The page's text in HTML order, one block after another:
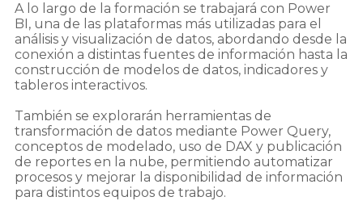
A lo largo de la formación se trabajará con Power
BI, una de las plataformas más utilizadas para el
análisis y visualización de datos, abordando desde la
conexión a distintas fuentes de información hasta la
construcción de modelos de datos, indicadores y
tableros interactivos.
También se explorarán herramientas de
transformación de datos mediante Power Query,
conceptos de modelado, uso de DAX y publicación
de reportes en la nube, permitiendo automatizar
procesos y mejorar la disponibilidad de información
para distintos equipos de trabajo.